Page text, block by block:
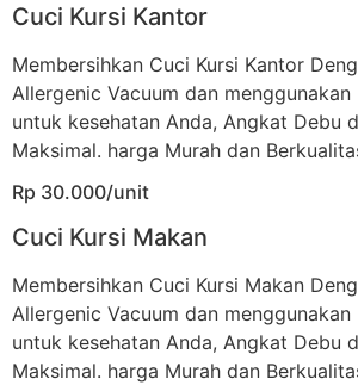
Cuci Kursi Kantor
Membersihkan Cuci Kursi Kantor
Allergenic Vacuum dan
untuk kesehatan Anda, Angkat Debu
Maksimal. harga Murah dan
Rp 30.000/unit
Cuci Kursi Makan
Membersihkan Cuci Kursi Makan
Allergenic Vacuum dan
untuk kesehatan Anda, Angkat Debu
Maksimal. harga Murah dan